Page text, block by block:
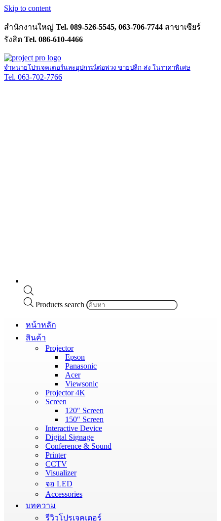
Skip to content
สำนักงานใหญ่ Tel. 089-526-5545, 063-706-7744 สาขาเซียร์
รังสิต Tel. 086-610-4466
จำหน่ายโปรเจคเตอร์และอุปกรณ์ต่อพ่วง ขายปลีก-ส่ง ในราคาพิเศษ
Tel. 063-702-7766
Products search
หน้าหลัก
สินค้า
Projector
Epson
Panasonic
Acer
Viewsonic
Projector 4K
Screen
120″ Screen
150″ Screen
Interactive Device
Digital Signage
Conference & Sound
Printer
CCTV
Visualizer
จอ LED
Accessories
บทความ
รีวิวโปรเจคเตอร์